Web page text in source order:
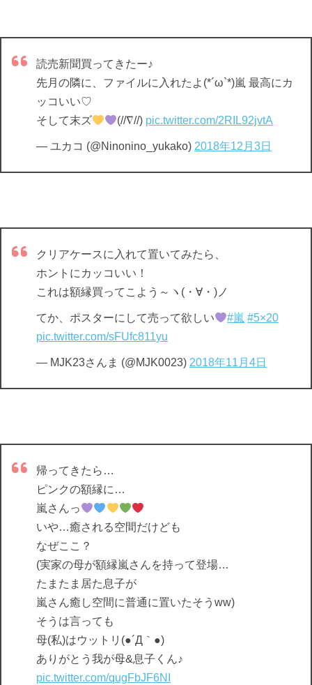
読売新聞買ってきたー♪
先月の隣に、ファイルに入れたよ(*´ω`*)嵐 最高にカ
ッコいい♡
そして末ズ
(//∇//) pic.twitter.com/2RIL92jvtA
— ユカコ (@Ninonino_yukako) 2018年12月3日
クリアケースに入れて置いてみたら、
ホントにカッコいい！
これは額縁買ってこよう～ヽ(・∀・)ノ
てか、ポスターにして売って欲しい #嵐 #5×20
pic.twitter.com/sFUfc811yu
— MJK23さんま (@MJK0023) 2018年11月4日
帰ってきたら…
ピンクの額縁に…
嵐さんっ
いや…癒される空間だけども
なぜここ？
(実家の母が額縁嵐さんを持って登場…
たまたま居た息子が
嵐さん癒し空間に普通に置いたそうww)
そうは言っても
母(私)はウットリ(●´Д｀●)
ありがとう我が母&息子くん♪
pic.twitter.com/qugFbJF6NI